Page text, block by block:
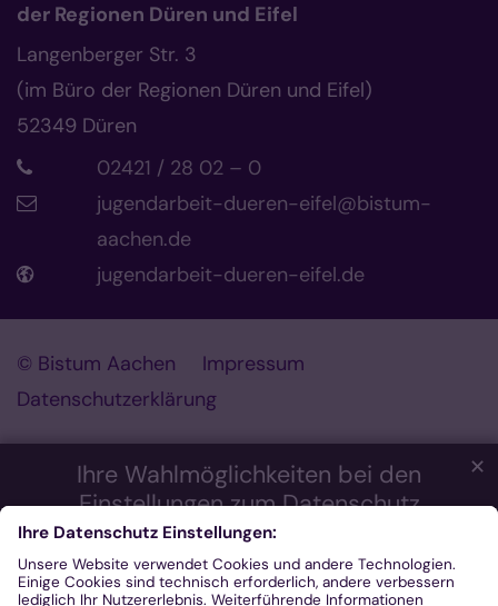
Ihre Wahlmöglichkeiten bei den
Einstellungen zum Datenschutz
Wir möchten Ihnen ein optimales Webseiten-Erlebnis bieten.
Dazu verwenden wir Cookies, die für das Funktionieren unserer
Website notwendig sind. Mit Ihrer Zustimmung verwenden wir
auch Cookies und andere Technologien, die zur Anzeige
✕
der Regionen Düren und Eifel
Langenberger Str. 3
(im Büro der Regionen Düren und Eifel)
52349 Düren
02421 / 28 02 – 0
jugendarbeit-dueren-eifel@bistum-
aachen.de
jugendarbeit-dueren-eifel.de
© Bistum Aachen
Impressum
Datenschutzerklärung